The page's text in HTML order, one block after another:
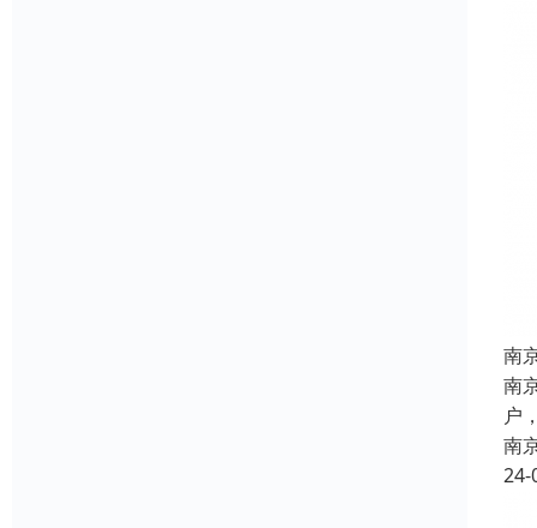
南
南
户
南
24-